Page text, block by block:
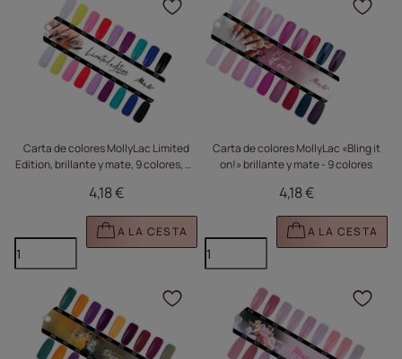
Carta de colores MollyLac Limited
Edition, brillante y mate, 9 colores, n.º
4,18 €
A LA CESTA
Haga clic para añadir
Carta de colores MollyLac «Bling it
on!» brillante y mate - 9 colores
4,18 €
A LA CESTA
Haga clic para añadir